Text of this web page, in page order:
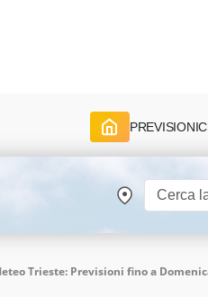
PREVISIONI
Trieste: Previsioni fino a